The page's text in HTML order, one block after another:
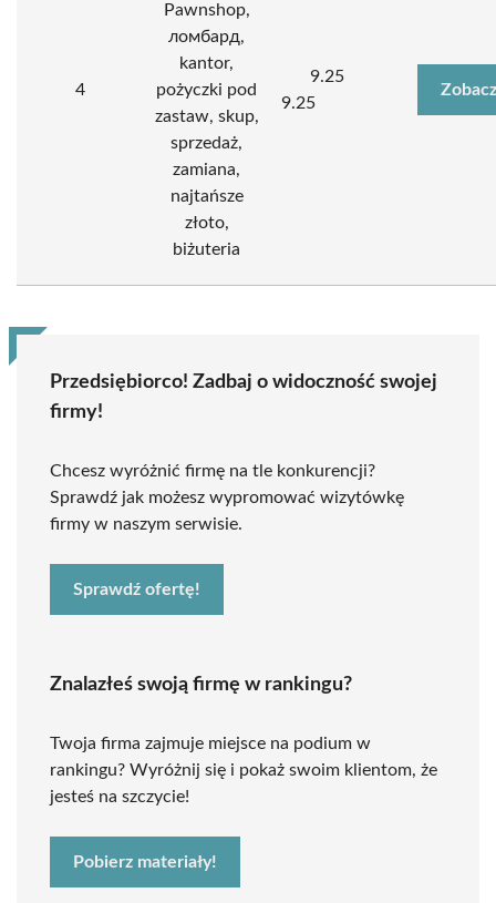
4
Pawnshop,
ломбард,
kantor,
pożyczki pod
zastaw, skup,
sprzedaż,
zamiana,
najtańsze
złoto,
biżuteria
9.25
9.25
Przedsiębiorco! Zadbaj o widoczność swojej
firmy!
Chcesz wyróżnić firmę na tle konkurencji?
Sprawdź jak możesz wypromować wizytówkę
firmy w naszym serwisie.
Sprawdź ofertę!
Znalazłeś swoją firmę w rankingu?
Twoja firma zajmuje miejsce na podium w
rankingu? Wyróżnij się i pokaż swoim klientom, że
jesteś na szczycie!
Pobierz materiały!